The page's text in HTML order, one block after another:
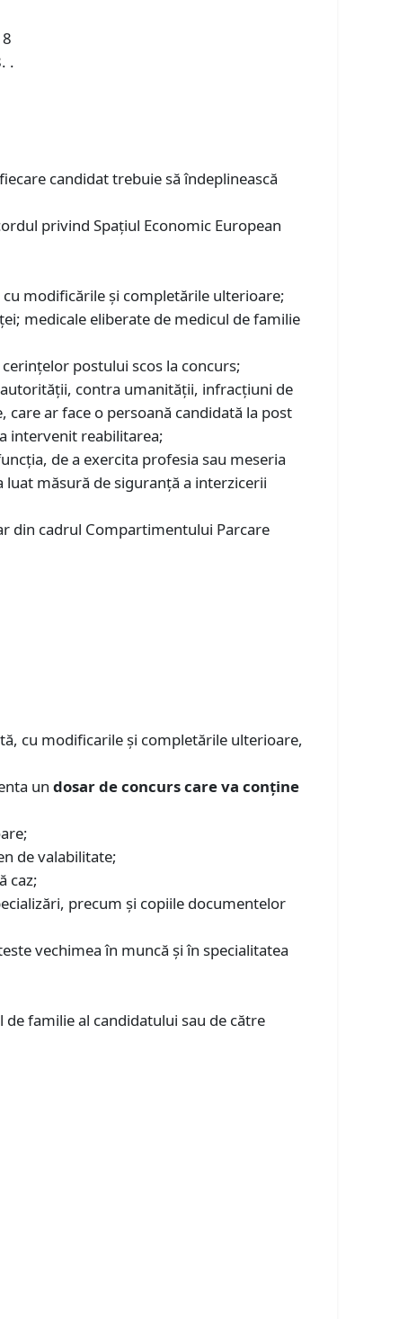
.
candidat trebuie să îndeplinească
privind Spațiul Economic European
modificările și completările ulterioare;
medicale eliberate de medicul de familie
postului scos la concurs;
contra umanității, infracțiuni de
ar face o persoană candidată la post
intervenit reabilitarea;
de a exercita profesia sau meseria
luat măsură de siguranță a interzicerii
din cadrul Compartimentului Parcare
cu modificarile și completările ulterioare,
undosar de concurs care va conţine
de valabilitate;
caz;
precum şi copiile documentelor
vechimea în muncă și în specialitatea
familie al candidatului sau de către